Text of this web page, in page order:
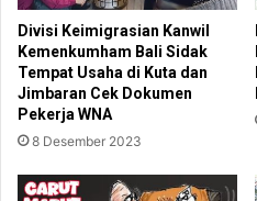
Divisi Keimigrasian Kanwil
Kemenkumham Bali Sidak
Tempat Usaha di Kuta dan
Jimbaran Cek Dokumen
Pekerja WNA
8 Desember 2023